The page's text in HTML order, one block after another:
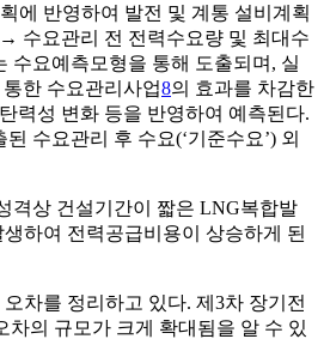
에 반영하여 발전 및 계통 설비계획
수요관리 전 전력수요량 및 최대수
요예측모형을 통해 도출되며, 실
한 수요관리사업8의 효과를 차감한
력성 변화 등을 반영하여 예측된다.
수요관리 후 수요(‘기준수요’) 외
격상 건설기간이 짧은 LNG복합발
하여 전력공급비용이 상승하게 된
차를 정리하고 있다. 제3차 장기전
의 규모가 크게 확대됨을 알 수 있